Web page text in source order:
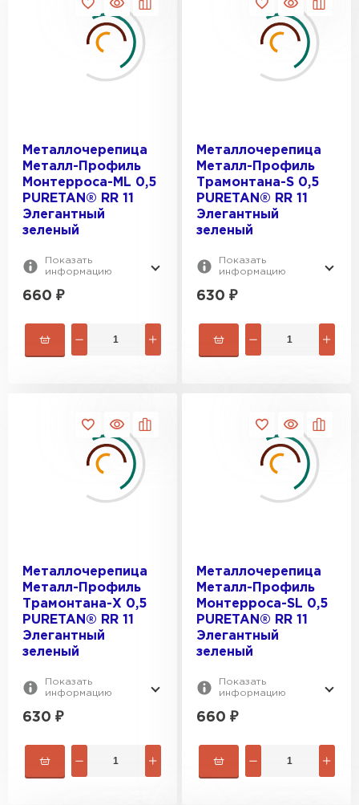
Металлочерепица
Металл-Профиль
Монтерроса-ML 0,5
PURETAN® RR 11
Элегантный
зеленый
Показать
информацию
660 ₽
Металлочерепица
Металл-Профиль
Трамонтана-S 0,5
PURETAN® RR 11
Элегантный
зеленый
Показать
информацию
630 ₽
Металлочерепица
Металл-Профиль
Трамонтана-X 0,5
PURETAN® RR 11
Элегантный
зеленый
Показать
информацию
630 ₽
Металлочерепица
Металл-Профиль
Монтерроса-SL 0,5
PURETAN® RR 11
Элегантный
зеленый
Показать
информацию
660 ₽
Фальцевая кровля
ПЕРЕЙТИ